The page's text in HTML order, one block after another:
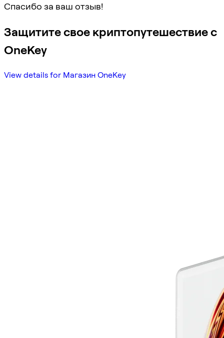
Спасибо за ваш отзыв!
Защитите свое криптопутешествие с
OneKey
View details for Магазин OneKey